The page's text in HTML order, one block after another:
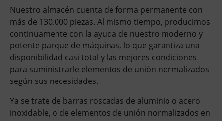
Nuestro almacén cuenta de forma permanente con
más de 130.000 piezas. Al mismo tiempo, producimos
continuamente con la ayuda de nuestro moderno y
potente parque de máquinas, lo que garantiza una
disponibilidad casi total y las mejores condiciones
para suministrarle elementos de unión normalizados
según sus necesidades.
Ya se trate de barras roscadas de aluminio o acero
inoxidable, o de elementos de unión normalizados en